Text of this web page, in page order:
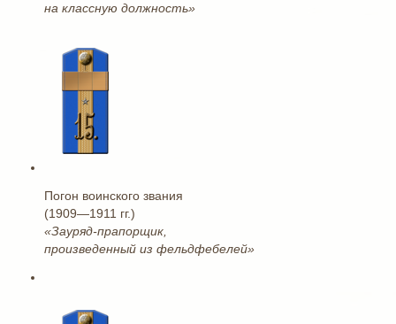
на классную должность»
Погон воинского звания
(1909—1911 гг.)
«Зауряд-прапорщик,
произведенный из фельдфебелей»